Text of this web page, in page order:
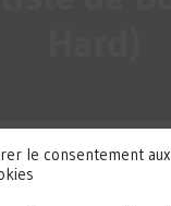
le consentement aux